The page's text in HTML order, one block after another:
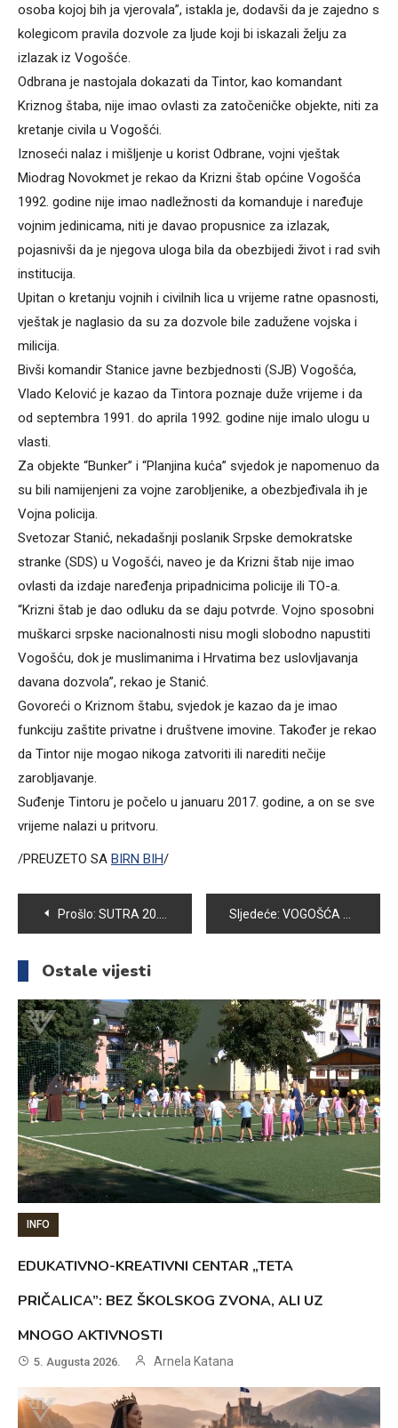
osoba kojoj bih ja vjerovala”, istakla je, dodavši da je zajedno s
kolegicom pravila dozvole za ljude koji bi iskazali želju za
izlazak iz Vogošće.
Odbrana je nastojala dokazati da Tintor, kao komandant
Kriznog štaba, nije imao ovlasti za zatočeničke objekte, niti za
kretanje civila u Vogošći.
Iznoseći nalaz i mišljenje u korist Odbrane, vojni vještak
Miodrag Novokmet je rekao da Krizni štab općine Vogošća
1992. godine nije imao nadležnosti da komanduje i naređuje
vojnim jedinicama, niti je davao propusnice za izlazak,
pojasnivši da je njegova uloga bila da obezbijedi život i rad svih
institucija.
Upitan o kretanju vojnih i civilnih lica u vrijeme ratne opasnosti,
vještak je naglasio da su za dozvole bile zadužene vojska i
milicija.
Bivši komandir Stanice javne bezbjednosti (SJB) Vogošća,
Vlado Kelović je kazao da Tintora poznaje duže vrijeme i da
od septembra 1991. do aprila 1992. godine nije imalo ulogu u
vlasti.
Za objekte “Bunker” i “Planjina kuća” svjedok je napomenuo da
su bili namijenjeni za vojne zarobljenike, a obezbjeđivala ih je
Vojna policija.
Svetozar Stanić, nekadašnji poslanik Srpske demokratske
stranke (SDS) u Vogošći, naveo je da Krizni štab nije imao
ovlasti da izdaje naređenja pripadnicima policije ili TO-a.
“Krizni štab je dao odluku da se daju potvrde. Vojno sposobni
muškarci srpske nacionalnosti nisu mogli slobodno napustiti
Vogošću, dok je muslimanima i Hrvatima bez uslovljavanja
davana dozvola”, rekao je Stanić.
Govoreći o Kriznom štabu, svjedok je kazao da je imao
funkciju zaštite privatne i društvene imovine. Također je rekao
da Tintor nije mogao nikoga zatvoriti ili narediti nečije
zarobljavanje.
Suđenje Tintoru je počelo u januaru 2017. godine, a on se sve
vrijeme nalazi u pritvoru.
/PREUZETO SA BIRN BIH/
Navigacija
članaka
Prošlo: SUTRA 20. REDOVNA SJEDNICA OPĆINSKOG VIJEĆA VOGOŠĆA Sljedeće: VOGOŠĆA DANAS BILA DOMAĆIN “OTVORENE ZABAVNE ŠKOLE FUDBALA”
Ostale vijesti
INFO
EDUKATIVNO-KREATIVNI CENTAR „TETA
PRIČALICA”: BEZ ŠKOLSKOG ZVONA, ALI UZ
MNOGO AKTIVNOSTI
5. Augusta 2026. Arnela Katana